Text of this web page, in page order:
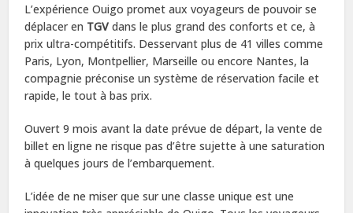
L’expérience Ouigo promet aux voyageurs de pouvoir se
déplacer en TGV dans le plus grand des conforts et ce, à
prix ultra-compétitifs. Desservant plus de 41 villes comme
Paris, Lyon, Montpellier, Marseille ou encore Nantes, la
compagnie préconise un système de réservation facile et
rapide, le tout à bas prix.
Ouvert 9 mois avant la date prévue de départ, la vente de
billet en ligne ne risque pas d’être sujette à une saturation
à quelques jours de l’embarquement.
L’idée de ne miser que sur une classe unique est une